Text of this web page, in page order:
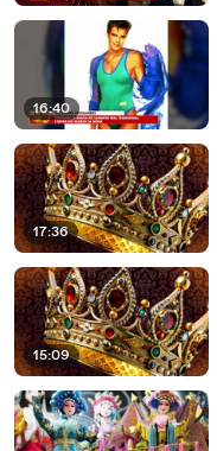
16:40
17:36
15:09